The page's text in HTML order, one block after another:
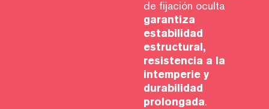
de fijación oculta
garantiza
estabilidad
estructural,
resistencia a la
intemperie y
durabilidad
prolongada.